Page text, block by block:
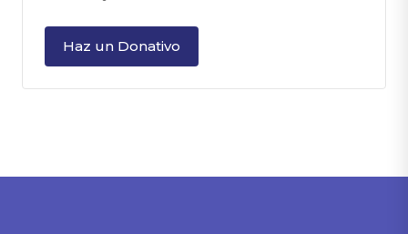
Haz un Donativo